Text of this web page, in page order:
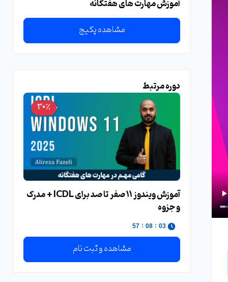
آموزش مهارت های هفتگانه
مشاهده پکیج
دوره مرتبط
30٪
آموزش ویندوز 11 صفر تا صد برای ICDL + مدرک
و جزوه
03
:
08
:
56
مشاهده و ثبت نام